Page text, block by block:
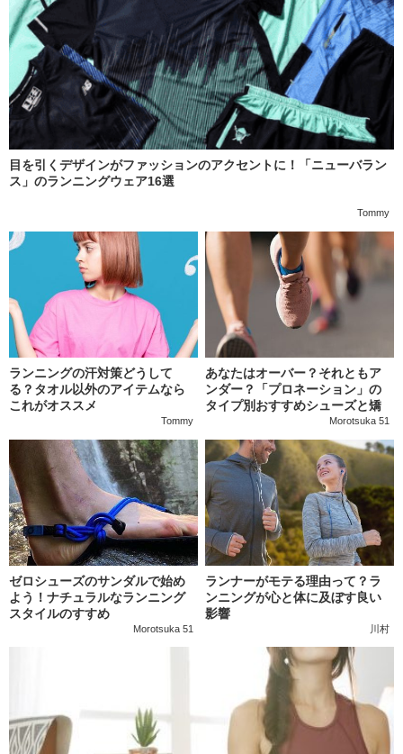
目を引くデザインがファッションのアクセントに！「ニューバラン
ス」のランニングウェア16選
Tommy
ランニングの汗対策どうして
る？タオル以外のアイテムなら
これがオススメ
Tommy
あなたはオーバー？それともア
ンダー？「プロネーション」の
タイプ別おすすめシューズと矯
Morotsuka 51
ゼロシューズのサンダルで始め
よう！ナチュラルなランニング
スタイルのすすめ
Morotsuka 51
ランナーがモテる理由って？ラ
ンニングが心と体に及ぼす良い
影響
川村